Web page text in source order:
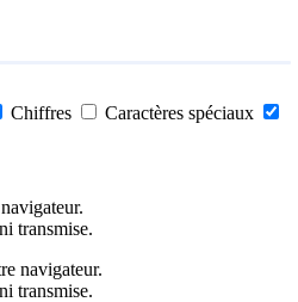
Chiffres
Caractères spéciaux
transmise.
navigateur.
transmise.